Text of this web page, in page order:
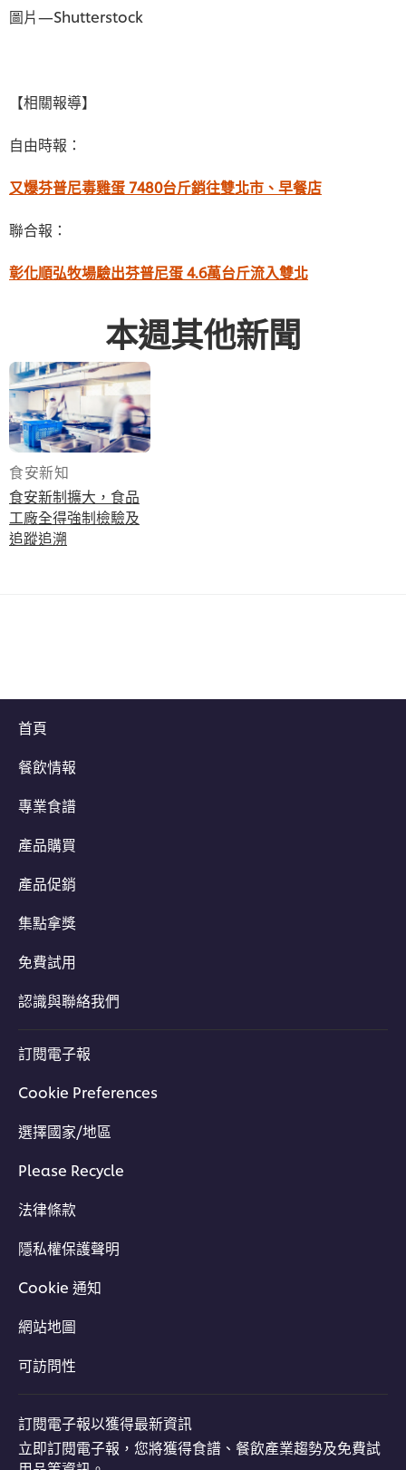
圖片—Shutterstock
【相關報導】
自由時報：
又爆芬普尼毒雞蛋 7480台斤銷往雙北市、早餐店
聯合報：
彰化順弘牧場驗出芬普尼蛋 4.6萬台斤流入雙北
本週其他新聞
食安新知
食安新制擴大，食品
工廠全得強制檢驗及
追蹤追溯
首頁
餐飲情報
專業食譜
產品購買
產品促銷
集點拿獎
免費試用
認識與聯絡我們
訂閱電子報
Cookie Preferences
選擇國家/地區
Please Recycle
法律條款
隱私權保護聲明
Cookie 通知
網站地圖
可訪問性
訂閱電子報以獲得最新資訊
立即訂閱電子報，您將獲得食譜、餐飲產業趨勢及免費試